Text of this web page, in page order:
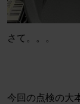
さて。。。
今回の点検の大